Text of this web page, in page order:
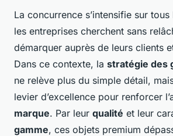
La concurrence s’intensifie sur
les entreprises cherchent sans
démarquer auprès de leurs clients
Dans ce contexte, la stratégie des
ne relève plus du simple détail,
levier d’excellence pour renforcer
marque. Par leur qualité et leur
gamme, ces objets premium